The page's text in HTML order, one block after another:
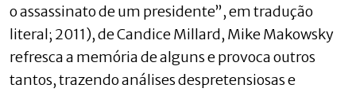
o assassinato de um presidente”, em tradução
literal; 2011), de Candice Millard, Mike Makowsky
refresca a memória de alguns e provoca outros
tantos, trazendo análises despretensiosas e